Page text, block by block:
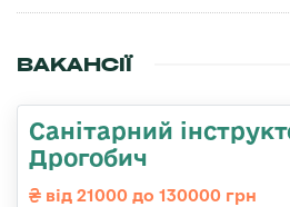
ВАКАНСІЇ
Санітарний
Дрогобич
від 21000 до 130000 грн